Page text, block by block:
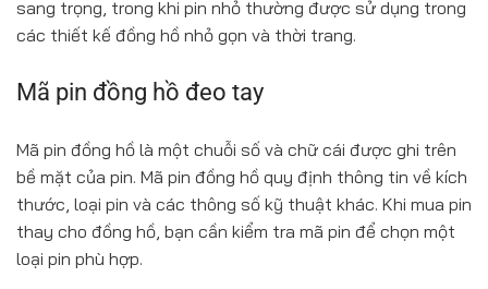
sang trọng, trong khi pin nhỏ thường được sử dụng trong
các thiết kế đồng hồ nhỏ gọn và thời trang.
Mã pin đồng hồ đeo tay
Mã pin đồng hồ là một chuỗi số và chữ cái được ghi trên
bề mặt của pin. Mã pin đồng hồ quy định thông tin về kích
thước, loại pin và các thông số kỹ thuật khác. Khi mua pin
thay cho đồng hồ, bạn cần kiểm tra mã pin để chọn một
loại pin phù hợp.